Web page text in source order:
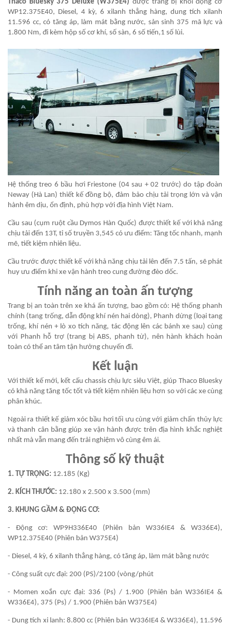
Thaco Bluesky 375 Deluxe (W375E4) được trang bị khối động cơ
WP12.375E40, Diesel, 4 kỳ, 6 xilanh thẳng hàng, dung tích xilanh
11.596 cc, có tăng áp, làm mát bằng nước, sản sinh 375 mã lực và
1.800 Nm, đi kèm hộp số cơ khí, số sàn, 6 số tiến,1 số lùi.
Hệ thống treo 6 bầu hơi Friestone (04 sau + 02 trước) do tập đoàn
Neway (Hà Lan) thiết kế đồng bộ, đảm bảo chịu tải trọng lớn và vận
hành êm dịu, ổn định, phù hợp với địa hình Việt Nam.
Cầu sau (cụm ruột cầu Dymos Hàn Quốc) được thiết kế với khả năng
chịu tải đến 13T, tỉ số truyền 3,545 có ưu điểm: Tăng tốc nhanh, mạnh
mẽ, tiết kiệm nhiên liệu.
Cầu trước được thiết kế với khả năng chịu tải lên đến 7.5 tấn, sẽ phát
huy ưu điểm khi xe vận hành treo cung đường đèo dốc.
Tính năng an toàn ấn tượng
Trang bị an toàn trên xe khá ấn tượng, bao gồm có: Hệ thống phanh
chính (tang trống, dẫn động khí nén hai dòng), Phanh dừng (loại tang
trống, khí nén + lò xo tích năng, tác động lên các bánh xe sau) cùng
với Phanh hỗ trợ (trang bị ABS, phanh từ), nên hành khách hoàn
toàn có thể an tâm tận hưởng chuyến đi.
Kết luận
Với thiết kế mới, kết cấu chassis chịu lực siêu Việt, giúp Thaco Bluesky
có khả năng tăng tốc tốt và tiết kiệm nhiên liệu hơn so với các xe cùng
phân khúc.
Ngoài ra thiết kế giảm xóc bầu hơi tối ưu cùng với giảm chấn thủy lực
và thanh cân bằng giúp xe vận hành được trên địa hình khắc nghiệt
nhất mà vẫn mang đến trải nghiệm vô cùng êm ái.
Thông số kỹ thuật
1. TỰ TRỌNG: 12.185 (Kg)
2. KÍCH THƯỚC: 12.180 x 2.500 x 3.500 (mm)
3. KHUNG GẦM & ĐỘNG CƠ:
- Động cơ: WP9H336E40 (Phiên bản W336IE4 & W336E4),
WP12.375E40 (Phiên bản W375E4)
- Diesel, 4 kỳ, 6 xilanh thẳng hàng, có tăng áp, làm mát bằng nước
- Công suất cực đại: 200 (PS)/2100 (vòng/phút
- Momen xoắn cực đại: 336 (Ps) / 1.900 (Phiên bản W336IE4 &
W336E4), 375 (Ps) / 1.900 (Phiên bản W375E4)
- Dung tích xi lanh: 8.800 cc (Phiên bản W336IE4 & W336E4), 11.596